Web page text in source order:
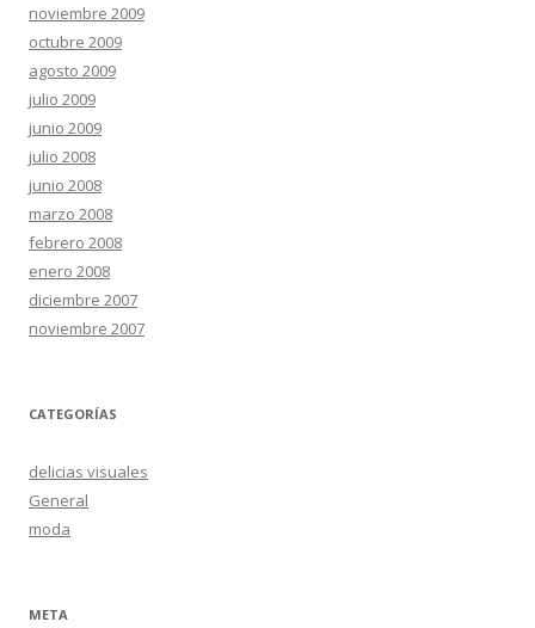
noviembre 2009
octubre 2009
agosto 2009
julio 2009
junio 2009
julio 2008
junio 2008
marzo 2008
febrero 2008
enero 2008
diciembre 2007
noviembre 2007
CATEGORÍAS
delicias visuales
General
moda
META